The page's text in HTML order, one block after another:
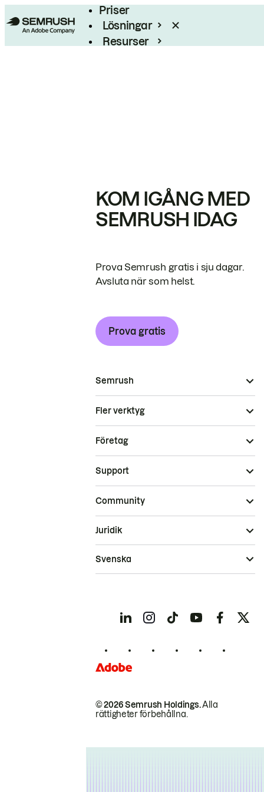
Priser
Lösningar
Resurser
KOM IGÅNG MED
SEMRUSH IDAG
Prova Semrush gratis i sju dagar.
Avsluta när som helst.
Prova gratis
Semrush
Fler verktyg
Företag
Support
Community
© 2026 Semrush Holdings.Alla
rättigheter förbehållna.
Juridik
Svenska